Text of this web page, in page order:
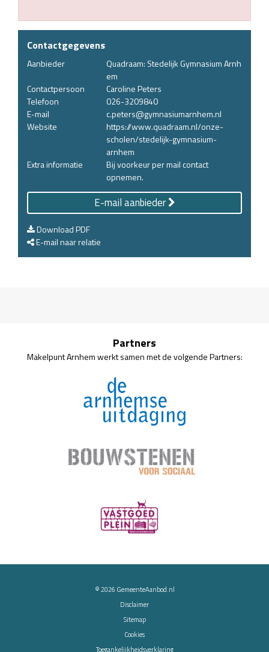
Contactgegevens
Aanbieder
Quadraam: Stedelijk Gymnasium Arnh
em
Contactpersoon
Caroline Peters
Telefoon
026-3209840
E-mail
c.peters@gymnasiumarnhem.nl
Website
https://www.quadraam.nl/onze-
scholen/stedelijk-gymnasium-
arnhem
Extra informatie
Bij voorkeur per mail contact
opnemen.
E-mail aanbieder
Download PDF
E-mail naar relatie
Partners
Makelpunt Arnhem werkt samen met de volgende Partners:
© 2026 GemeenteAanbod.nl
Disclaimer
Sitemap
Cookies
Toegankelijkheidsverklaring